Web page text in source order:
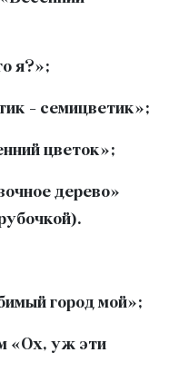
я?»;
- семицветик»;
цветок»;
дерево»
город мой»;
«Ох, уж эти